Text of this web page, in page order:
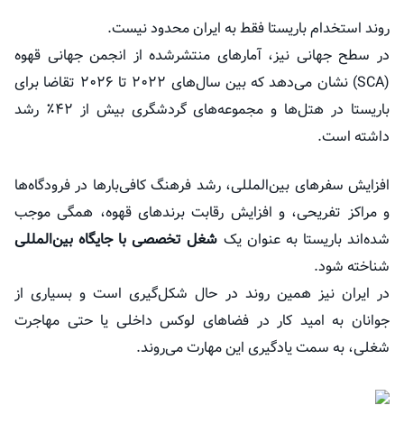
روند استخدام باریستا فقط به ایران محدود نیست.
در سطح جهانی نیز، آمارهای منتشرشده از انجمن جهانی قهوه
(SCA) نشان می‌دهد که بین سال‌های ۲۰۲۲ تا ۲۰۲۶ تقاضا برای
باریستا در هتل‌ها و مجموعه‌های گردشگری بیش از ۴۲٪ رشد
داشته است.
افزایش سفرهای بین‌المللی، رشد فرهنگ کافی‌بارها در فرودگاه‌ها
و مراکز تفریحی، و افزایش رقابت برندهای قهوه، همگی موجب
شده‌اند باریستا به عنوان یک شغل تخصصی با جایگاه بین‌المللی
شناخته شود.
در ایران نیز همین روند در حال شکل‌گیری است و بسیاری از
جوانان به امید کار در فضاهای لوکس داخلی یا حتی مهاجرت
شغلی، به سمت یادگیری این مهارت می‌روند.